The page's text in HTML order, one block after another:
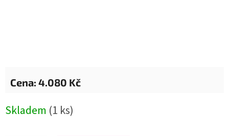
4.080 Kč
cena:
Skladem (1 ks)